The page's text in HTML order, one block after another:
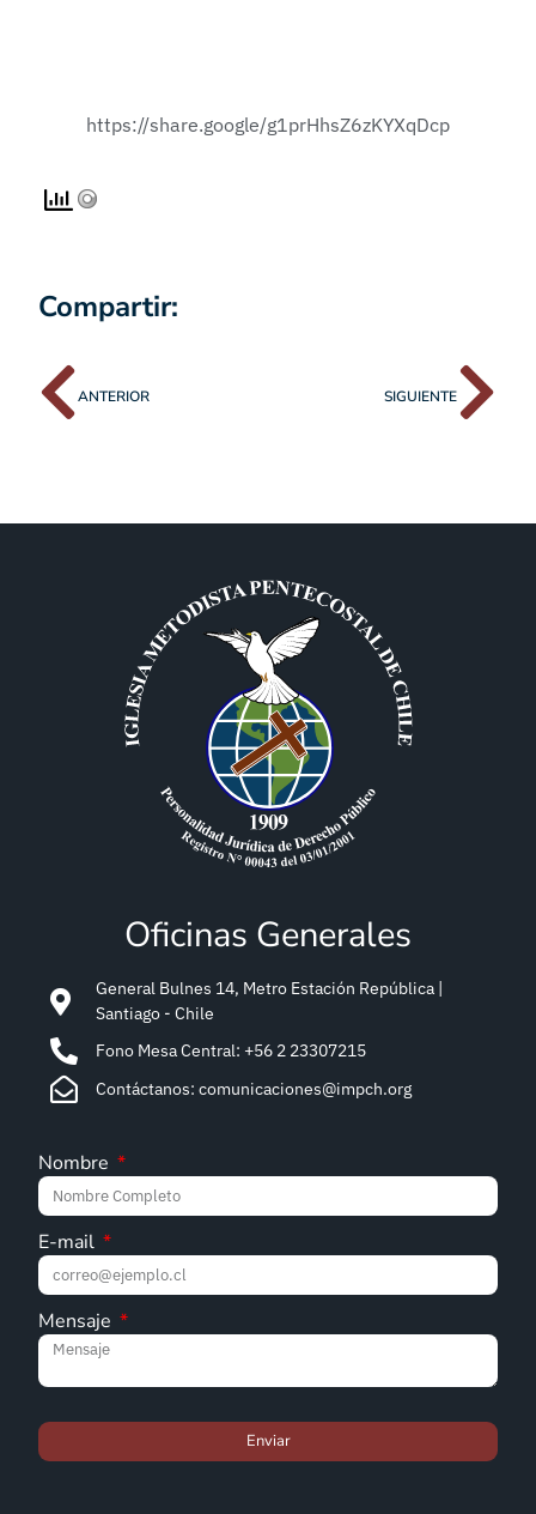
https://share.google/g1prHhsZ6zKYXqDcp
Compartir:
ANTERIOR SIGUIENTE
Oficinas Generales
General Bulnes 14, Metro Estación República |
Santiago - Chile
Fono Mesa Central: +56 2 23307215
Contáctanos: comunicaciones@impch.org
Nombre
E-mail
Mensaje
Enviar